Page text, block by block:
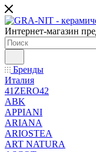
Интернет-магазин
Бренды
Италия
41ZERO42
ABK
APPIANI
ARIANA
ARIOSTEA
ART NATURA